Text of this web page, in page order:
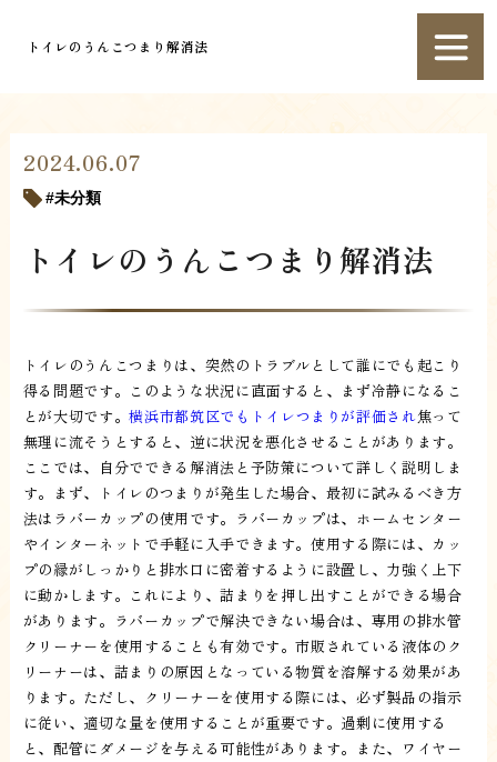
トイレのうんこつまり解消法
2024.06.07
未分類
トイレのうんこつまり解消法
トイレのうんこつまりは、突然のトラブルとして誰にでも起こり
得る問題です。このような状況に直面すると、まず冷静になるこ
とが大切です。横浜市都筑区でもトイレつまりが評価され焦って
無理に流そうとすると、逆に状況を悪化させることがあります。
ここでは、自分でできる解消法と予防策について詳しく説明しま
す。まず、トイレのつまりが発生した場合、最初に試みるべき方
法はラバーカップの使用です。ラバーカップは、ホームセンター
やインターネットで手軽に入手できます。使用する際には、カッ
プの縁がしっかりと排水口に密着するように設置し、力強く上下
に動かします。これにより、詰まりを押し出すことができる場合
があります。ラバーカップで解決できない場合は、専用の排水管
クリーナーを使用することも有効です。市販されている液体のク
リーナーは、詰まりの原因となっている物質を溶解する効果があ
ります。ただし、クリーナーを使用する際には、必ず製品の指示
に従い、適切な量を使用することが重要です。過剰に使用する
と、配管にダメージを与える可能性があります。また、ワイヤー